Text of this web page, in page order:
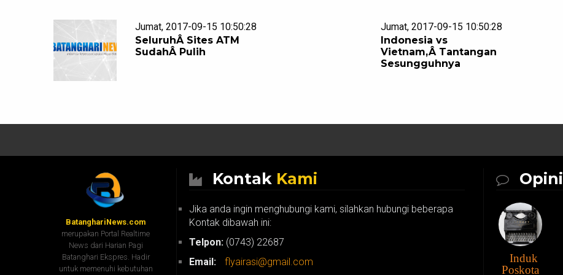
Jumat, 2017-09-15 10:50:28
SeluruhÂ Sites ATM
SudahÂ Pulih
Jumat, 2017-09-15 10:50:28
Indonesia vs
Vietnam,Â Tantangan
Sesungguhnya
BatanghariNews.com
merupakan Portal Realtime
News dari Harian Pagi
Batanghari Ekspres. Hadir
untuk memenuhi kebutuhan
Kontak Kami
Jika anda ingin menghubungi kami, silahkan hubungi beberapa
Kontak dibawah ini:
Telpon: (0743) 22687
Email:
flyairasi@gmail.com
Opini
Induk
Poskota